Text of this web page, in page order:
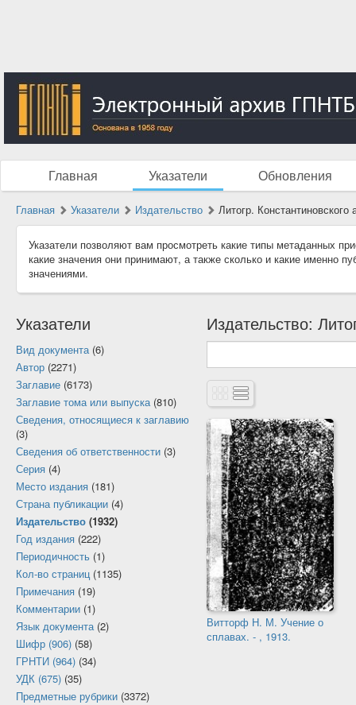
Главная Указатели Обновления
Главная Указатели Издательство Литогр.
Указатели позволяют вам просмотреть какие типы метаданных
какие значения они принимают, а также сколько и какие именно
значениями.
Указатели
Вид документа(6)
Автор (2271)
Заглавие (6173)
Заглавие тома или выпуска(810)
Сведения, относящиеся к заглавию
(3)
Сведения об ответственности (3)
Серия (4)
Место издания (181)
Страна публикации (4)
Издательство (1932)
Год издания (222)
Периодичность (1)
Кол-во страниц (1135)
Примечания (19)
Комментарии (1)
Язык документа(2)
Шифр (906) (58)
ГРНТИ (964) (34)
УДК (675) (35)
Предметные рубрики (3372)
Издательство:
Витторф Н. М. Учение о
сплавах. - , 1913.